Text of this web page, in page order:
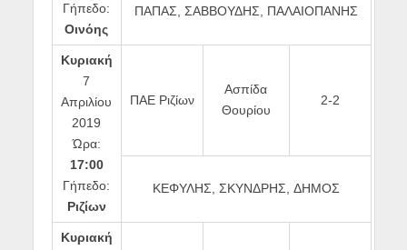
Γήπεδο:
Οινόης
ΠΑΠΑΣ, ΣΑΒΒΟΥΔΗΣ, ΠΑΛΑΙΟΠΑΝΗΣ
Κυριακή
7
Απριλίου
2019
Ώρα:
17:00
Γήπεδο:
Ριζίων
ΠΑΕ Ριζίων
Ασπίδα
Θουρίου
2-2
ΚΕΦΥΛΗΣ, ΣΚΥΝΔΡΗΣ, ΔΗΜΟΣ
Κυριακή